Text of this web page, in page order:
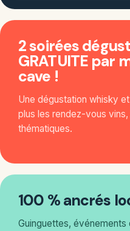
2 soirées
GRATUITE par
cave !
Une dégustation whisky
plus les rendez-vous
thématiques.
100 % ancrés
Guinguettes, événements